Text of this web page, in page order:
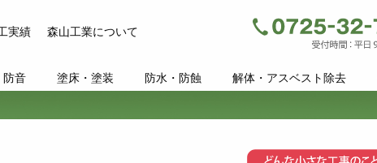
実績 森山工業について
防音 塗床・塗装 防水・防蝕 解体・アスベスト除去